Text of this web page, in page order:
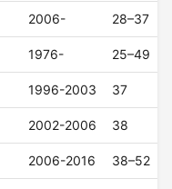
2006- 28–37
1976- 25–49
1996-2003 37
2002-2006 38
2006-2016 38–52